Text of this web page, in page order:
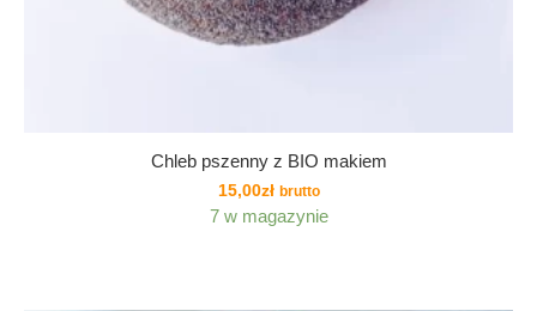
Chleb pszenny z BIO makiem
15,00zł brutto
7 w magazynie